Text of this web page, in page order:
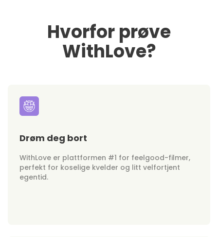
Hvorfor prøve
WithLove?
Drøm deg bort
WithLove er plattformen #1 for feelgood-filmer,
perfekt for koselige kvelder og litt velfortjent
egentid.